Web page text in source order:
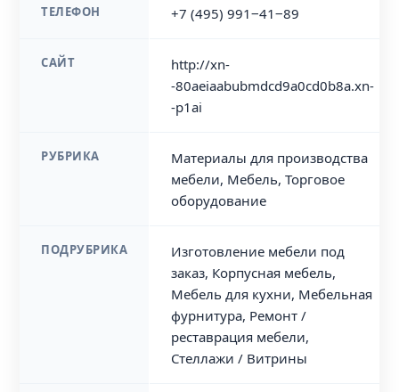
ТЕЛЕФОН +7 (495) 991‒41‒89
САЙТ
http://xn-
-80aeiaabubmdcd9a0cd0b8a.xn-
-p1ai
РУБРИКА
Материалы для производства
мебели, Мебель, Торговое
оборудование
ПОДРУБРИКА
Изготовление мебели под
заказ, Корпусная мебель,
Мебель для кухни, Мебельная
фурнитура, Ремонт /
реставрация мебели,
Стеллажи / Витрины